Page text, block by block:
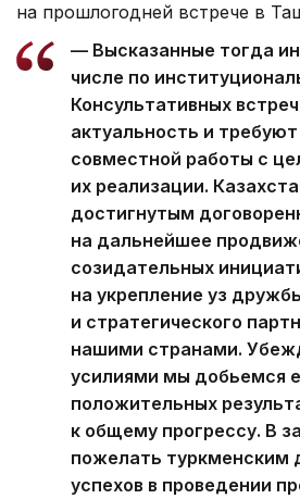
на прошлогодней встрече в
— Высказанные тогда
числе по
Консультативных
актуальность и
совместной работы с
их реализации.
достигнутым
на дальнейшее
созидательных
на укрепление уз
и стратегического
нашими странами.
усилиями мы добьемся
положительных
к общему прогрессу. В
пожелать туркменским
успехов в проведении